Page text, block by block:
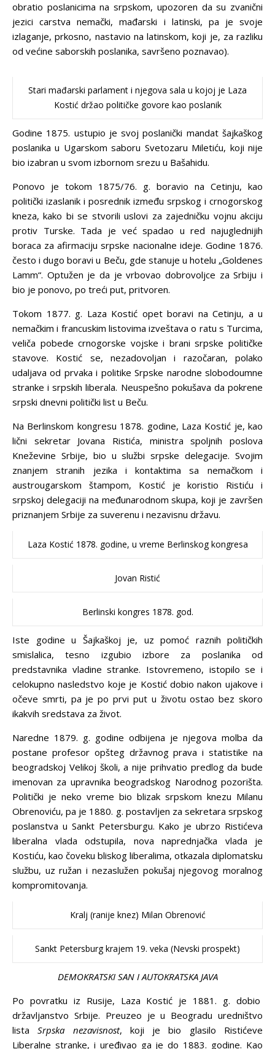
obratio poslanicima na srpskom, upozoren da su zvanični
jezici carstva nemački, mađarski i latinski, pa je svoje
izlaganje, prkosno, nastavio na latinskom, koji je, za razliku
od većine saborskih poslanika, savršeno poznavao).
Stari mađarski parlament i njegova sala u kojoj je Laza
Kostić držao političke govore kao poslanik
Godine 1875. ustupio je svoj poslanički mandat šajkaškog
poslanika u Ugarskom saboru Svetozaru Miletiću, koji nije
bio izabran u svom izbornom srezu u Bašahidu.
Ponovo je tokom 1875/76. g. boravio na Cetinju, kao
politički izaslanik i posrednik između srpskog i crnogorskog
kneza, kako bi se stvorili uslovi za zajedničku vojnu akciju
protiv Turske. Tada je već spadao u red najuglednijih
boraca za afirmaciju srpske nacionalne ideje. Godine 1876.
često i dugo boravi u Beču, gde stanuje u hotelu „Goldenes
Lamm“. Optužen je da je vrbovao dobrovoljce za Srbiju i
bio je ponovo, po treći put, pritvoren.
Tokom 1877. g. Laza Kostić opet boravi na Cetinju, a u
nemačkim i francuskim listovima izveštava o ratu s Turcima,
veliča pobede crnogorske vojske i brani srpske političke
stavove. Kostić se, nezadovoljan i razočaran, polako
udaljava od prvaka i politike Srpske narodne slobodoumne
stranke i srpskih liberala. Neuspešno pokušava da pokrene
srpski dnevni politički list u Beču.
Na Berlinskom kongresu 1878. godine, Laza Kostić je, kao
lični sekretar Jovana Ristića, ministra spoljnih poslova
Kneževine Srbije, bio u službi srpske delegacije. Svojim
znanjem stranih jezika i kontaktima sa nemačkom i
austrougarskom štampom, Kostić je koristio Ristiću i
srpskoj delegaciji na međunarodnom skupa, koji je završen
priznanjem Srbije za suverenu i nezavisnu državu.
Laza Kostić 1878. godine, u vreme Berlinskog kongresa
Jovan Ristić
Berlinski kongres 1878. god.
Iste godine u Šajkaškoj je, uz pomoć raznih političkih
smislalica, tesno izgubio izbore za poslanika od
predstavnika vladine stranke. Istovremeno, istopilo se i
celokupno nasledstvo koje je Kostić dobio nakon ujakove i
očeve smrti, pa je po prvi put u životu ostao bez skoro
ikakvih sredstava za život.
Naredne 1879. g. godine odbijena je njegova molba da
postane profesor opšteg državnog prava i statistike na
beogradskoj Velikoj školi, a nije prihvatio predlog da bude
imenovan za upravnika beogradskog Narodnog pozorišta.
Politički je neko vreme bio blizak srpskom knezu Milanu
Obrenoviću, pa je 1880. g. postavljen za sekretara srpskog
poslanstva u Sankt Petersburgu. Kako je ubrzo Ristićeva
liberalna vlada odstupila, nova naprednjačka vlada je
Kostiću, kao čoveku bliskog liberalima, otkazala diplomatsku
službu, uz ružan i nezaslužen pokušaj njegovog moralnog
kompromitovanja.
Kralj (ranije knez) Milan Obrenović
Sankt Petersburg krajem 19. veka (Nevski prospekt)
DEMOKRATSKI SAN I AUTOKRATSKA JAVA
Po povratku iz Rusije, Laza Kostić je 1881. g. dobio
državljanstvo Srbije. Preuzeo je u Beogradu uredništvo
listaSrpska nezavisnost, koji je bio glasilo Ristićeve
Liberalne stranke, i uređivao ga je do 1883. godine. Kao